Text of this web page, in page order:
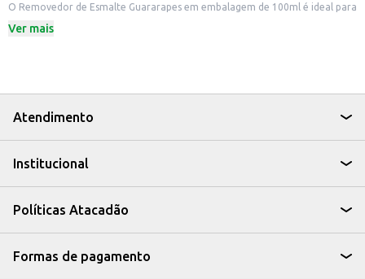
O Removedor de Esmalte Guararapes em embalagem de 100ml é ideal para
item essencial para quem busca manter as unhas sempre bonitas e bem
Remova o esmalte com movimentos suaves.
Repita o processo se necessário.
O Removedor de Esmalte Guararapes é uma solução simples e eficaz para
Ver mais
Atendimento
Institucional
Políticas Atacadão
Formas de pagamento